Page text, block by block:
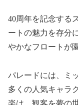
40周年を記念する
ートの魅力を存分
やかなフロートが
パレードには、ミ
多くの人気キャラ
楽は、観客を夢の